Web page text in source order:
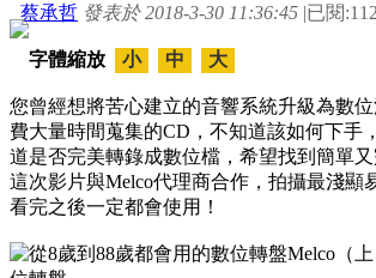
蔡承哲 發表於 2018-3-30 11:36:45 |已閱
字體縮放
小 中 大
您曾經想將苦心建立的音響系統升級為數
費大量時間蒐集的CD，不知道該如何下手
道是否完美轉錄成數位檔，希望找到簡單
這次影片與Melco代理商合作，拍攝最淺顯
看完之後一定都會使用！